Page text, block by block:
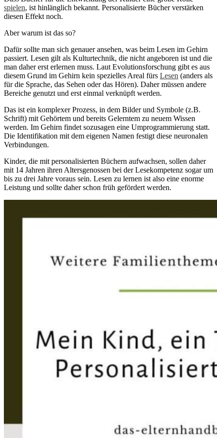
spielen, ist hinlänglich bekannt. Personalisierte Bücher verstärken
diesen Effekt noch.
Aber warum ist das so?
Dafür sollte man sich genauer ansehen, was beim Lesen im Gehirn
passiert. Lesen gilt als Kulturtechnik, die nicht angeboren ist und die
man daher erst erlernen muss. Laut Evolutionsforschung gibt es aus
diesem Grund im Gehirn kein spezielles Areal fürs Lesen (anders als
für die Sprache, das Sehen oder das Hören). Daher müssen andere
Bereiche genutzt und erst einmal verknüpft werden.
Das ist ein komplexer Prozess, in dem Bilder und Symbole (z.B.
Schrift) mit Gehörtem und bereits Gelerntem zu neuem Wissen
werden. Im Gehirn findet sozusagen eine Umprogrammierung statt.
Die Identifikation mit dem eigenen Namen festigt diese neuronalen
Verbindungen.
Kinder, die mit personalisierten Büchern aufwachsen, sollen daher
mit 14 Jahren ihren Altersgenossen bei der Lesekompetenz sogar um
bis zu drei Jahre voraus sein. Lesen zu lernen ist also eine enorme
Leistung und sollte daher schon früh gefördert werden.